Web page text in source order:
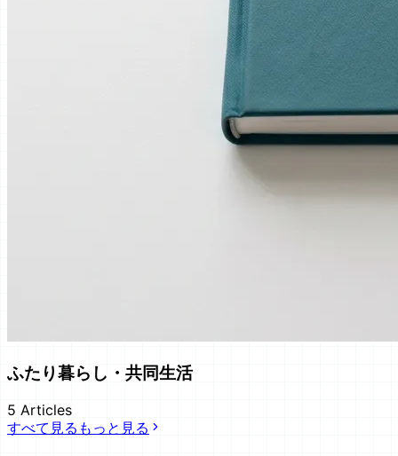
ふたり暮らし・共同生活
5 Articles
すべて見る もっと見る